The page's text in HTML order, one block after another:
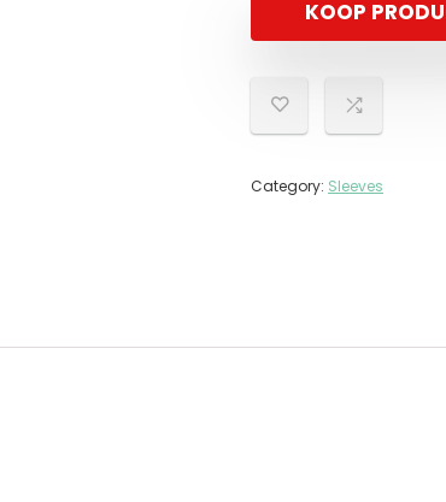
KOOP
Category: Sleeves